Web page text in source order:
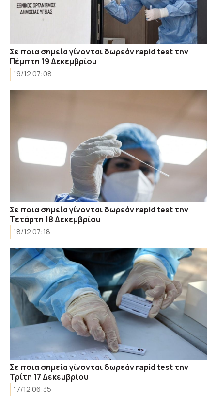
Σε ποια σημεία γίνονται δωρεάν rapid test την
Πέμπτη 19 Δεκεμβρίου
19/12 07:08
Σε ποια σημεία γίνονται δωρεάν rapid test την
Tετάρτη 18 Δεκεμβρίου
18/12 07:18
Σε ποια σημεία γίνονται δωρεάν rapid test την
Tρίτη 17 Δεκεμβρίου
17/12 06:35